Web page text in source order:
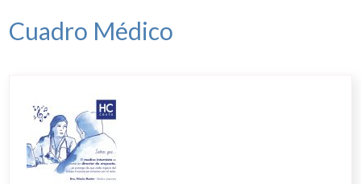
Cuadro Médico